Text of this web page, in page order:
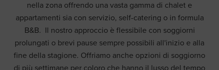
nella zona offrendo una vasta gamma di chalet e
appartamenti sia con servizio, self-catering o in formula
B&B. Il nostro approccio è flessibile con soggiorni
prolungati o brevi pause sempre possibili all'inizio e alla
fine della stagione. Offriamo anche opzioni di soggiorno